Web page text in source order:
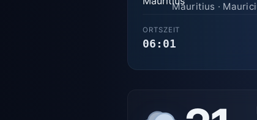
Mauritius ·
ORTSZEIT
06:01